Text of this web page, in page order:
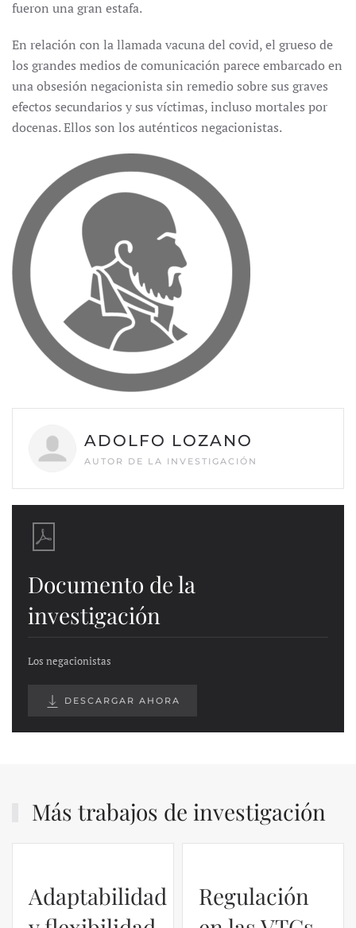
fueron una gran estafa.
En relación con la llamada vacuna del covid, el grueso de
los grandes medios de comunicación parece embarcado en
una obsesión negacionista sin remedio sobre sus graves
efectos secundarios y sus víctimas, incluso mortales por
docenas. Ellos son los auténticos negacionistas.
ADOLFO LOZANO
AUTOR DE LA INVESTIGACIÓN
Documento de la
investigación
Los negacionistas
DESCARGAR AHORA
Más trabajos de investigación
Regulación